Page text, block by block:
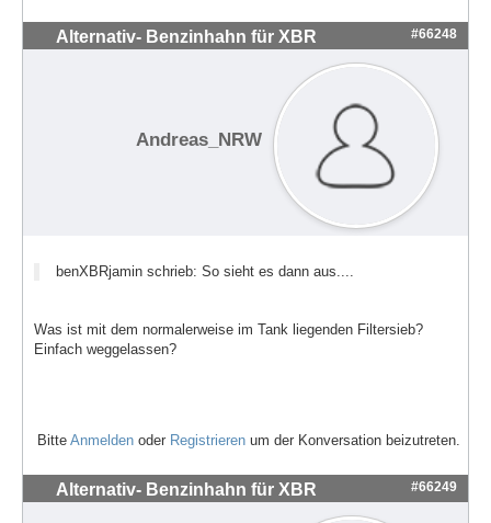
Alternativ- Benzinhahn für XBR #66248
Andreas_NRW
benXBRjamin schrieb: So sieht es dann aus....
Was ist mit dem normalerweise im Tank liegenden Filtersieb?
Einfach weggelassen?
Bitte Anmelden oder Registrieren um der Konversation beizutreten.
Alternativ- Benzinhahn für XBR #66249